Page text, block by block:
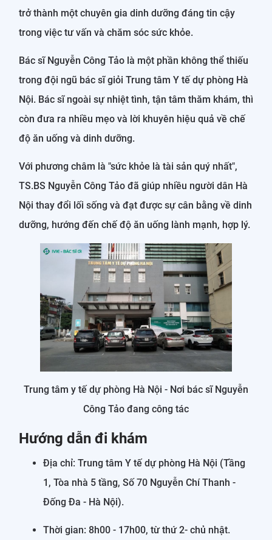
trở thành một chuyên gia dinh dưỡng đáng tin cậy
trong việc tư vấn và chăm sóc sức khỏe.
Bác sĩ Nguyễn Công Tảo là một phần không thể thiếu
trong đội ngũ bác sĩ giỏi Trung tâm Y tế dự phòng Hà
Nội. Bác sĩ ngoài sự nhiệt tình, tận tâm thăm khám, thì
còn đưa ra nhiều mẹo và lời khuyên hiệu quả về chế
độ ăn uống và dinh dưỡng.
Với phương châm là "sức khỏe là tài sản quý nhất",
TS.BS Nguyễn Công Tảo đã giúp nhiều người dân Hà
Nội thay đổi lối sống và đạt được sự cân bằng về dinh
dưỡng, hướng đến chế độ ăn uống lành mạnh, hợp lý.
Trung tâm y tế dự phòng Hà Nội - Nơi bác sĩ Nguyễn
Công Tảo đang công tác
Hướng dẫn đi khám
Địa chỉ: Trung tâm Y tế dự phòng Hà Nội (Tầng
1, Tòa nhà 5 tầng, Số 70 Nguyễn Chí Thanh -
Đống Đa - Hà Nội).
Thời gian: 8h00 - 17h00, từ thứ 2- chủ nhật.